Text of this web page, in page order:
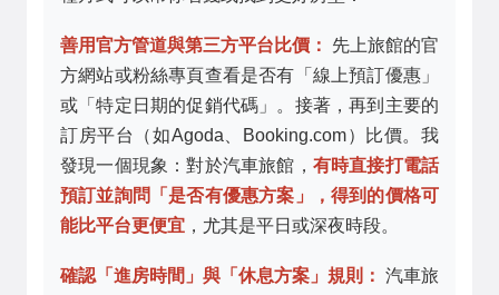
善用官方管道與第三方平台比價：
先上旅館的官
方網站或粉絲專頁查看是否有「線上預訂優惠」
或「特定日期的促銷代碼」。接著，再到主要的
訂房平台（如Agoda、Booking.com）比價。我
發現一個現象：對於汽車旅館， 有時直接打電話
預訂並詢問「是否有優惠方案」，得到的價格可
能比平台更便宜 ，尤其是平日或深夜時段。
確認「進房時間」與「休息方案」規則： 汽車旅